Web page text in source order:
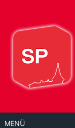
Inhalt
MENÜ